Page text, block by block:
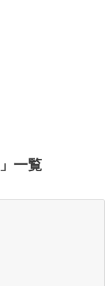
」 一覧